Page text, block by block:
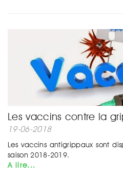
Les vaccins contre la
19-06-2018
Les vaccins antigrippaux sont
saison 2018-2019.
A lire...